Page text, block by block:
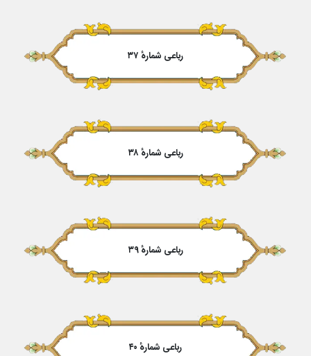
رباعی شمارهٔ ۳۷
رباعی شمارهٔ ۳۸
رباعی شمارهٔ ۳۹
رباعی شمارهٔ ۴۰